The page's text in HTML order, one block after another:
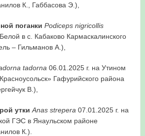
К., Габбасова Э.),
поганки Podiceps nigricollis
в с. Кабаково Кармаскалинского
– Гильманов А.),
tadorna 06.01.2025 г. на Утином
Гафурийского района
В.),
утки Anas strepera 07.01.2025 г. на
ГЭС в Янаульском районе
К.).